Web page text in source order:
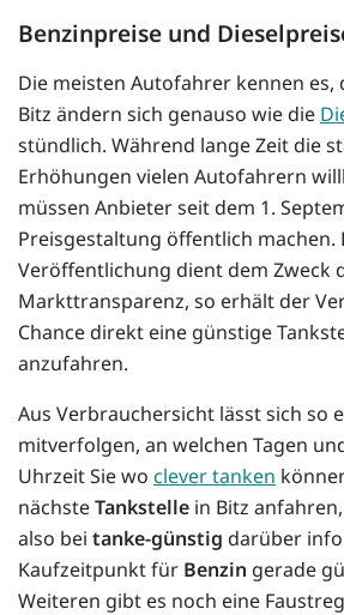
Benzinpreise und
Die meisten Autofahrer kennen es,
Bitz ändern sich genauso wie die
stündlich. Während lange Zeit die
Erhöhungen vielen Autofahrern
müssen Anbieter seit dem 1.
Preisgestaltung öffentlich machen.
Veröffentlichung dient dem Zweck
Markttransparenz, so erhält der
Chance direkt eine günstige
anzufahren.
Aus Verbrauchersicht lässt sich so
mitverfolgen, an welchen Tagen
Uhrzeit Sie wo clever tanken
nächsteTankstelle in Bitz
also bei tanke-günstig darüber
Kaufzeitpunkt für Benzin gerade
Weiteren gibt es noch eine